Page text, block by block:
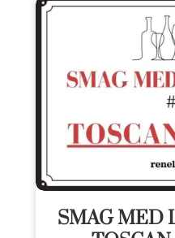
SMAG MED